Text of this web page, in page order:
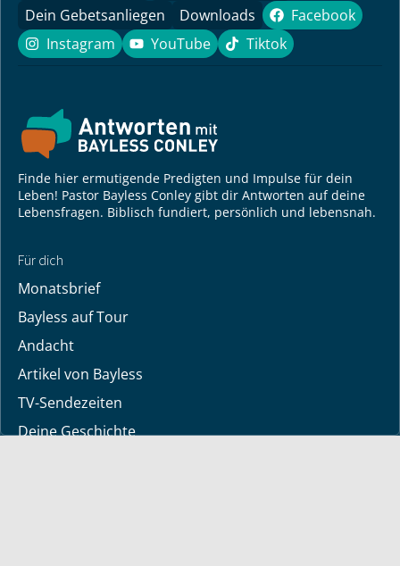
Dein Gebetsanliegen
Downloads Facebook
Facebook
Instagram
Instagram YouTube
YouTube Tiktok
Tiktok
Finde hier ermutigende Predigten und Impulse für dein
Leben! Pastor Bayless Conley gibt dir Antworten auf deine
Lebensfragen. Biblisch fundiert, persönlich und lebensnah.
Für dich
Monatsbrief
Bayless auf Tour
Andacht
Artikel von Bayless
TV-Sendezeiten
Deine Geschichte